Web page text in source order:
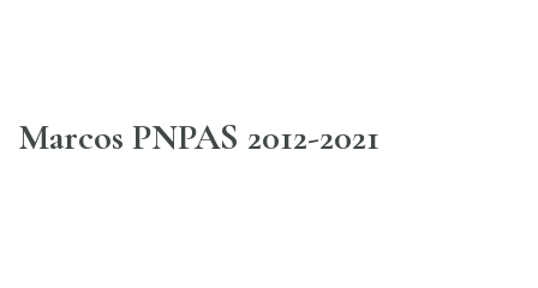
Marcos PNPAS 2012-2021